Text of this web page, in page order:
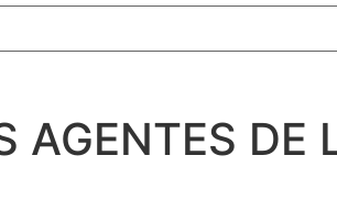
AGENTES DE